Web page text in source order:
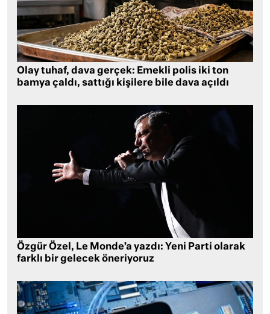
Olay tuhaf, dava gerçek: Emekli polis iki ton
bamya çaldı, sattığı kişilere bile dava açıldı
Özgür Özel, Le Monde’a yazdı: Yeni Parti olarak
farklı bir gelecek öneriyoruz